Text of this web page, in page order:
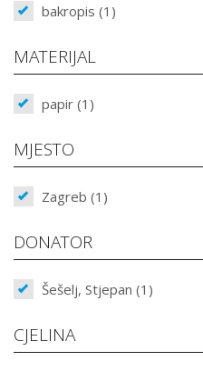
bakropis (1)
MATERIJAL
papir (1)
MJESTO
Zagreb (1)
DONATOR
Šešelj, Stjepan (1)
CJELINA